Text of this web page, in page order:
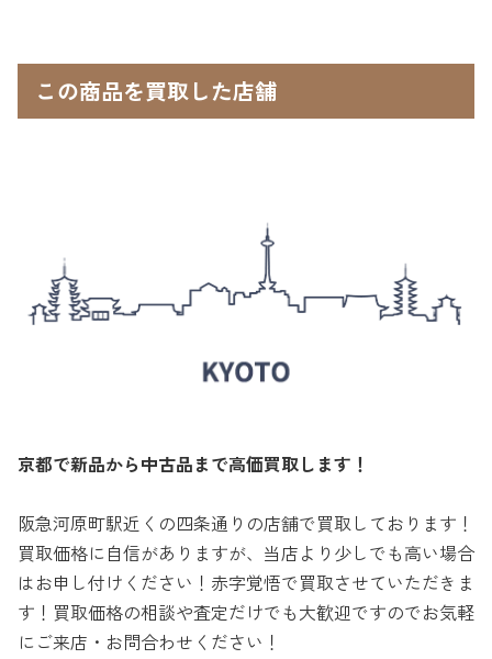
この商品を買取した店舗
京都で新品から中古品まで高価買取します！
阪急河原町駅近くの四条通りの店舗で買取しております！
買取価格に自信がありますが、当店より少しでも高い場合
はお申し付けください！赤字覚悟で買取させていただきま
す！買取価格の相談や査定だけでも大歓迎ですのでお気軽
にご来店・お問合わせください！